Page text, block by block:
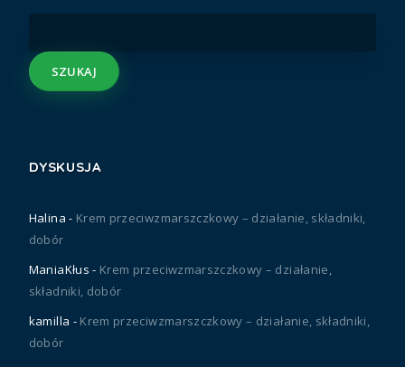
DYSKUSJA
Halina - Krem przeciwzmarszczkowy – działanie, składniki,
dobór
ManiaKłus - Krem przeciwzmarszczkowy – działanie,
składniki, dobór
kamilla - Krem przeciwzmarszczkowy – działanie, składniki,
dobór